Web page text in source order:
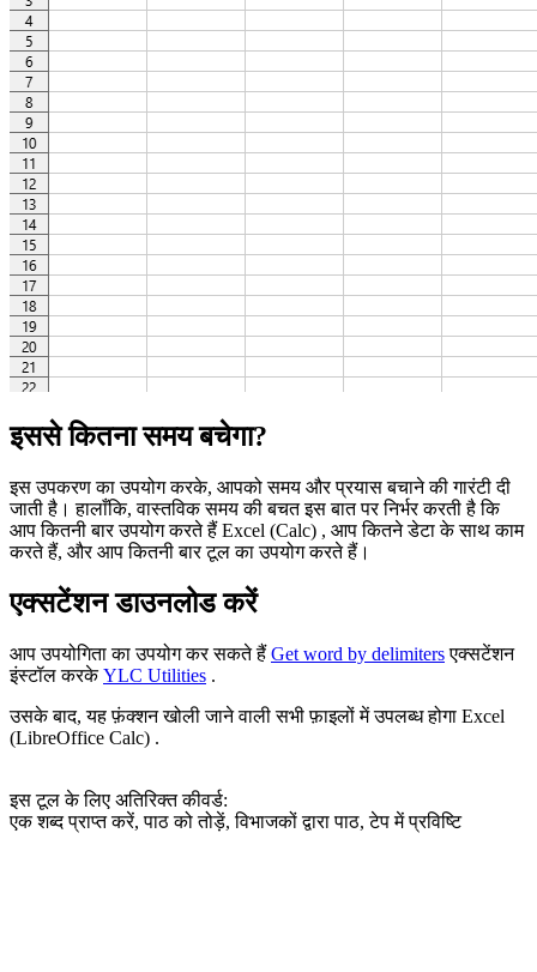
इससे कितना समय बचेगा?
इस उपकरण का उपयोग करके, आपको समय और प्रयास बचाने की गारंटी दी
जाती है। हालाँकि, वास्तविक समय की बचत इस बात पर निर्भर करती है कि
आप कितनी बार उपयोग करते हैं Excel (Calc) , आप कितने डेटा के साथ काम
करते हैं, और आप कितनी बार टूल का उपयोग करते हैं।
एक्सटेंशन डाउनलोड करें
आप उपयोगिता का उपयोग कर सकते हैं Get word by delimitersएक्सटेंशन
इंस्टॉल करकेYLC Utilities .
उसके बाद, यह फ़ंक्शन खोली जाने वाली सभी फ़ाइलों में उपलब्ध होगा Excel
(LibreOffice Calc) .
इस टूल के लिए अतिरिक्त कीवर्ड:
एक शब्द प्राप्त करें, पाठ को तोड़ें, विभाजकों द्वारा पाठ, टेप में प्रविष्टि